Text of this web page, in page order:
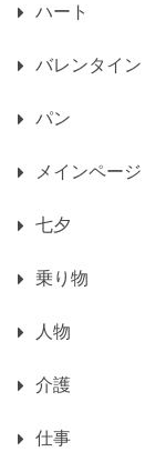
ハート
バレンタイン
パン
メインページ
七夕
乗り物
人物
介護
仕事